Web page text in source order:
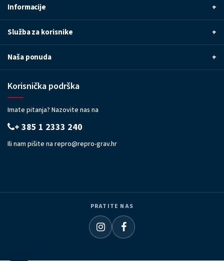
Informacije +
Služba za korisnike +
Naša ponuda +
Korisnička podrška
Imate pitanja? Nazovite nas na
+ 385 1 2333 240
Ili nam pišite na repro@repro-grav.hr
PRATITE NAS